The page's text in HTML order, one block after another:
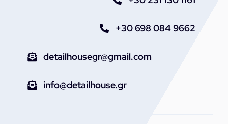
+30 698 084 9662
detailhousegr@gmail.com
info@detailhouse.gr